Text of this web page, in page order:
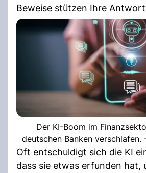
Beweise stützen Ihre
Der KI-Boom im
deutschen Banken
Oft entschuldigt sich die KI
dass sie etwas erfunden hat,